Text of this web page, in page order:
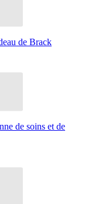
de Brack
de soins et de